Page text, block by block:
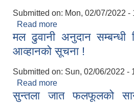
Submitted on: Mon, 02/07/2022 -
Read more
प्रस्ताव पेश गर्ने
२०७८/१०/२४
मल ढुवानी अनुदान सम्बन्धी
आव्हानको सूचना !
Submitted on: Sun, 02/06/2022 -
Read more
आव्हानको सूचना !
सुन्तला जात फलफूलको